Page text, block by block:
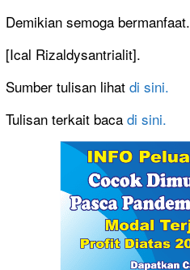
Demikian semoga bermanfaat.
[Ical Rizaldysantrialit].
Sumber tulisan lihat di sini.
Tulisan terkait baca di sini.